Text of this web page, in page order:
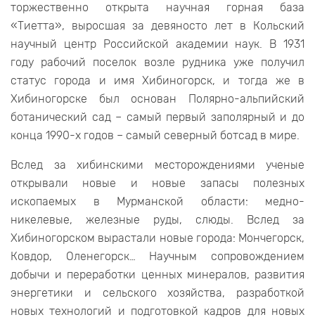
торжественно открыта научная горная база
«Тиетта», выросшая за девяносто лет в Кольский
научный центр Российской академии наук. В 1931
году рабочий поселок возле рудника уже получил
статус города и имя Хибиногорск, и тогда же в
Хибиногорске был основан Полярно-альпийский
ботанический сад – самый первый заполярный и до
конца 1990-х годов – самый северный ботсад в мире.
Вслед за хибинскими месторождениями ученые
открывали новые и новые запасы полезных
ископаемых в Мурманской области: медно-
никелевые, железные руды, слюды. Вслед за
Хибиногорском вырастали новые города: Мончегорск,
Ковдор, Оленегорск… Научным сопровождением
добычи и переработки ценных минералов, развития
энергетики и сельского хозяйства, разработкой
новых технологий и подготовкой кадров для новых